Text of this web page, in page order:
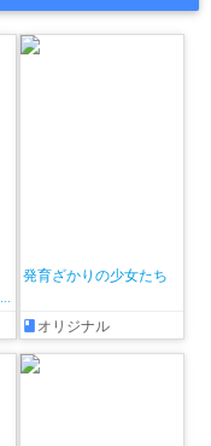
発育ざかりの少女たち
オリジナル